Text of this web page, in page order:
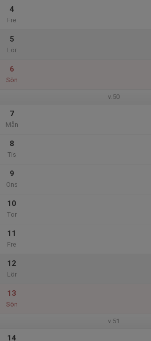
4
Fre
5
Lör
6
Sön
v.50
7
Mån
8
Tis
9
Ons
10
Tor
11
Fre
12
Lör
13
Sön
v.51
14